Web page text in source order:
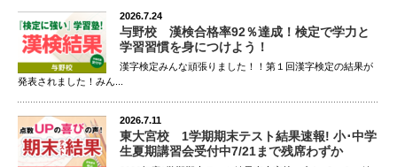
2026.7.24
与野校 漢検合格率92％達成！検定で学力と
学習習慣を身につけよう！
漢字検定みんな頑張りました！！第１回漢字検定の結果が
発表されました！みん...
2026.7.11
東大宮校 1学期期末テスト結果速報! 小･中学
生夏期講習会受付中7/21まで残席わずか